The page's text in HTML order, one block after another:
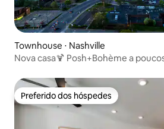
Townhouse ⋅ Nashville
Nova casa🍹 Posh+Bohème a
livre, garagem para 2 carros👩‍👩‍👧‍👦
Preferido dos hóspedes
Preferido dos hóspedes